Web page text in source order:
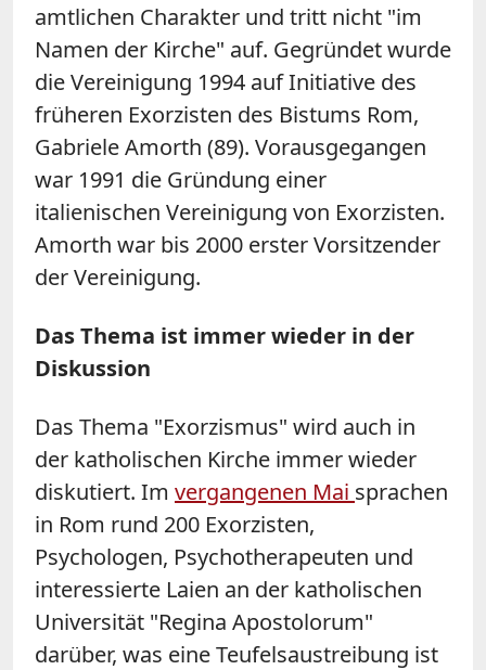
amtlichen Charakter und tritt nicht "im
Namen der Kirche" auf. Gegründet wurde
die Vereinigung 1994 auf Initiative des
früheren Exorzisten des Bistums Rom,
Gabriele Amorth (89). Vorausgegangen
war 1991 die Gründung einer
italienischen Vereinigung von Exorzisten.
Amorth war bis 2000 erster Vorsitzender
der Vereinigung.
Das Thema ist immer wieder in der
Diskussion
Das Thema "Exorzismus" wird auch in
der katholischen Kirche immer wieder
diskutiert. Im vergangenen Mai sprachen
in Rom rund 200 Exorzisten,
Psychologen, Psychotherapeuten und
interessierte Laien an der katholischen
Universität "Regina Apostolorum"
darüber, was eine Teufelsaustreibung ist